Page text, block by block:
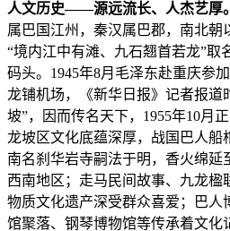
人文历史——源远流长、人杰艺厚。
属巴国江州，秦汉属巴郡，南北朝
“境内江中有滩、九石翘首若龙”取
码头。1945年8月毛泽东赴重庆参
龙铺机场，《新华日报》记者报道
坡”，因而传名天下，1955年10月
龙坡区文化底蕴深厚，战国巴人船
南名刹华岩寺嗣法于明，香火绵延
西南地区；走马民间故事、九龙楹
物质文化遗产深受群众喜爱；巴人
馆聚落、钢琴博物馆等传承着文化